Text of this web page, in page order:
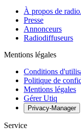
À propos de
Presse
Annonceurs
Radiodiffuseurs
Mentions légales
Conditions
Politique de
Mentions légales
Gérer Utiq
Privacy-Manager
Service